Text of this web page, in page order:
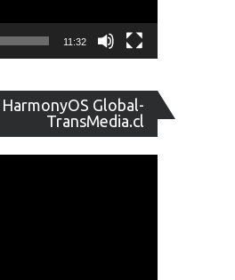
11:32
Global-
TransMedia.cl
de
vídeo